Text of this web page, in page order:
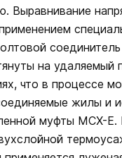
Выравнивание
на
что в процессе
жилы и
муфты МСХ-